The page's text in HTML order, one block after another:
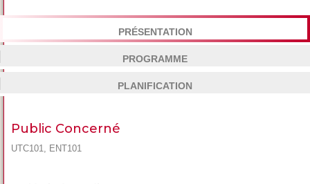
PRÉSENTATION
PROGRAMME
PLANIFICATION
Public Concerné
UTC101, ENT101